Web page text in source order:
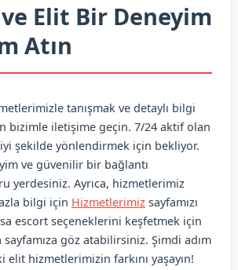
Elit Bir Deneyim
Atın
tanışmak ve detaylı bilgi
bizimle iletişime geçin. 7/24 aktif olan
şekilde yönlendirmek için bekliyor.
ve güvenilir bir bağlantı
yerdesiniz. Ayrıca, hizmetlerimiz
bilgi için Hizmetlerimiz sayfamızı
escort seçeneklerini keşfetmek için
sayfamıza göz atabilirsiniz. Şimdi adım
elit hizmetlerimizin farkını yaşayın!